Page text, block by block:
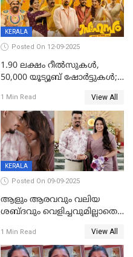
KERALA
Posted On 12-09-2025
1.90 ലക്ഷം റീല്‍സുകള്‍,
50,000 യൂട്യൂബ് ഷോര്‍ട്ടുകള്‍;
ഹിറ്റായി ഓണം മൂഡ് ഗാനം
1 Min Read View All
KERALA
Posted On 09-09-2025
ആളും ആരവവും വലിയ
ശബ്ദവും വെളിച്ചവുമില്ലാതെ
വിവാഹിതയായെന്ന്‌ നടി ​
ഗ്രേസ് ആന്റണി
1 Min Read View All